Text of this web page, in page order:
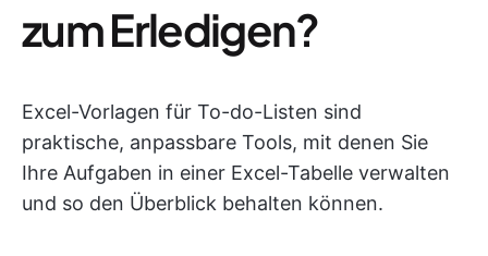
zum Erledigen?
Excel-Vorlagen für To-do-Listen sind
praktische, anpassbare Tools, mit denen Sie
Ihre Aufgaben in einer Excel-Tabelle verwalten
und so den Überblick behalten können.